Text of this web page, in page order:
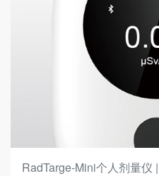
RadTarge-Mini个人剂量仪